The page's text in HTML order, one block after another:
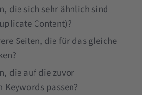
die sich sehr ähnlich sind
Content)?
Seiten, die für das gleiche
die auf die zuvor
passen?